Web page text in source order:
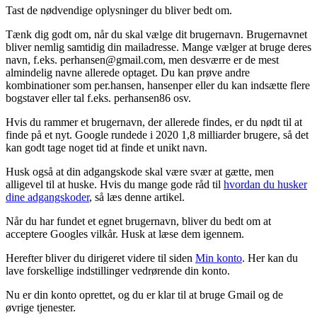
Tast de nødvendige oplysninger du bliver bedt om.
Tænk dig godt om, når du skal vælge dit brugernavn. Brugernavnet
bliver nemlig samtidig din mailadresse. Mange vælger at bruge deres
navn, f.eks. perhansen@gmail.com, men desværre er de mest
almindelig navne allerede optaget. Du kan prøve andre
kombinationer som per.hansen, hansenper eller du kan indsætte flere
bogstaver eller tal f.eks. perhansen86 osv.
Hvis du rammer et brugernavn, der allerede findes, er du nødt til at
finde på et nyt. Google rundede i 2020 1,8 milliarder brugere, så det
kan godt tage noget tid at finde et unikt navn.
Husk også at din adgangskode skal være svær at gætte, men
alligevel til at huske. Hvis du mange gode råd til hvordan du husker
dine adgangskoder, så læs denne artikel.
Når du har fundet et egnet brugernavn, bliver du bedt om at
acceptere Googles vilkår. Husk at læse dem igennem.
Herefter bliver du dirigeret videre til siden Min konto. Her kan du
lave forskellige indstillinger vedrørende din konto.
Nu er din konto oprettet, og du er klar til at bruge Gmail og de
øvrige tjenester.